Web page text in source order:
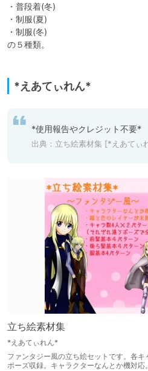
・普段着(冬)
・制服(夏)
・制服(冬)
の５種類。
*えあてぃれん*
*使用報告やクレジット不要*
出典： 立ち絵素材集 [*えあてぃ
立ち絵素材集
*えあてぃれん*
ファンタジー風の立ち絵セットです。各
ポーズ収録。キャラクターなんとか機対応。